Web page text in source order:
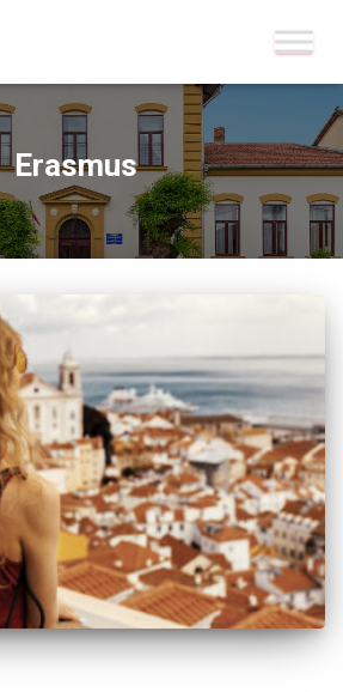
Erasmus